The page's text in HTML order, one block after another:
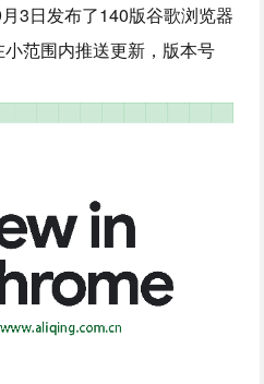
3日发布了140版谷歌浏览器
范围内推送更新，版本号